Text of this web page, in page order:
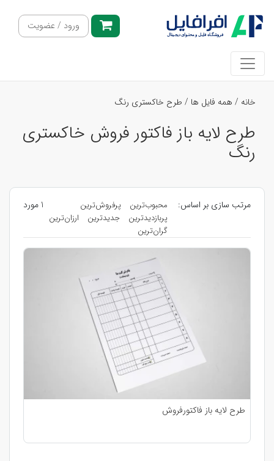
ورود / عضویت
خانه / همه فایل ها / طرح خاکستری رنگ
طرح لایه باز فاکتور فروش خاکستری
رنگ
مرتب سازی بر اساس: محبوب‌ترین
پرفروش‌ترین
پربازدیدترین
جدیدترین
ارزان‌ترین
گران‌ترین
1 مورد
طرح لایه باز فاکتورفروش